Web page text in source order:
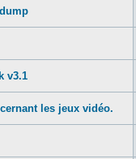
v3.1
les jeux vidéo.